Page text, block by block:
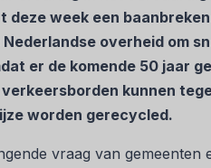
week een
overheid om
er de komende 50 jaar
kunnen
worden gerecycled.
vraag van gemeenten